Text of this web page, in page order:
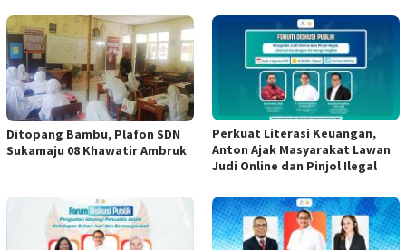
Ditopang Bambu, Plafon SDN
Sukamaju 08 Khawatir Ambruk
Perkuat Literasi Keuangan,
Anton Ajak Masyarakat Lawan
Judi Online dan Pinjol Ilegal